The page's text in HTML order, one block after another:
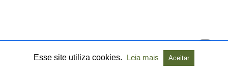
Esse site utiliza cookies. Leia mais Aceitar